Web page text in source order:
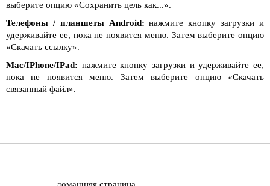
выберите опцию «Сохранить цель как...».
Телефоны / планшеты Android: нажмите кнопку загрузки и
удерживайте ее, пока не появится меню. Затем выберите опцию
«Скачать ссылку».
Mac/IPhone/IPad: нажмите кнопку загрузки и удерживайте ее,
пока не появится меню. Затем выберите опцию «Скачать
связанный файл».